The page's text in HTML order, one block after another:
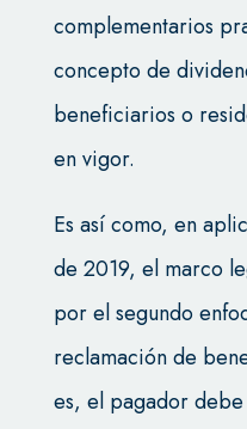
complementarios
concepto de
beneficiarios o
en vigor.
Es así como, en
de 2019, el marco
por el segundo
reclamación de
es, el pagador